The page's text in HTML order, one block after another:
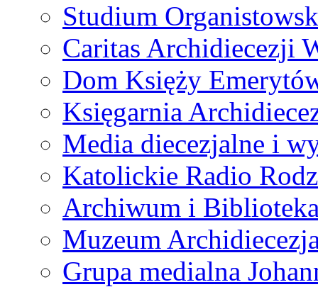
Studium
Caritas Archidiecezji
Dom Księży
Księgarnia
Media diecezjalne i
Katolickie Radio
Archiwum i
Muzeum
Grupa medialna